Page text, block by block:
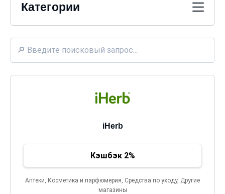
Категории
iHerb
Кэшбэк 2%
Аптеки, Косметика и парфюмерия, Средства по уходу, Другие
магазины